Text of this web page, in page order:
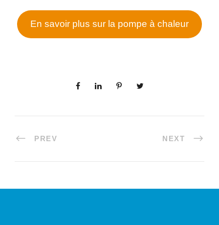
En savoir plus sur la pompe à chaleur
PREV NEXT